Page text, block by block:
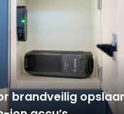
brandveilig